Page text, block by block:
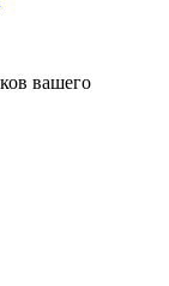
вашего